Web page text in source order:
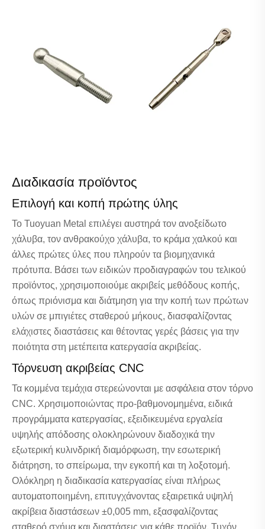
Διαδικασία προϊόντος
Επιλογή και κοπή πρώτης ύλης
Το Tuoyuan Metal επιλέγει αυστηρά τον ανοξείδωτο
χάλυβα, τον ανθρακούχο χάλυβα, το κράμα χαλκού και
άλλες πρώτες ύλες που πληρούν τα βιομηχανικά
πρότυπα. Βάσει των ειδικών προδιαγραφών του τελικού
προϊόντος, χρησιμοποιούμε ακριβείς μεθόδους κοπής,
όπως πριόνισμα και διάτμηση για την κοπή των πρώτων
υλών σε μπιγιέτες σταθερού μήκους, διασφαλίζοντας
ελάχιστες διαστάσεις και θέτοντας γερές βάσεις για την
ποιότητα στη μετέπειτα κατεργασία ακριβείας.
Τόρνευση ακριβείας CNC
Τα κομμένα τεμάχια στερεώνονται με ασφάλεια στον τόρνο
CNC. Χρησιμοποιώντας προ-βαθμονομημένα, ειδικά
προγράμματα κατεργασίας, εξειδικευμένα εργαλεία
υψηλής απόδοσης ολοκληρώνουν διαδοχικά την
εξωτερική κυλινδρική διαμόρφωση, την εσωτερική
διάτρηση, το σπείρωμα, την εγκοπή και τη λοξοτομή.
Ολόκληρη η διαδικασία κατεργασίας είναι πλήρως
αυτοματοποιημένη, επιτυγχάνοντας εξαιρετικά υψηλή
ακρίβεια διαστάσεων ±0,005 mm, εξασφαλίζοντας
σταθερό σχήμα και διαστάσεις για κάθε προϊόν. Τυχόν